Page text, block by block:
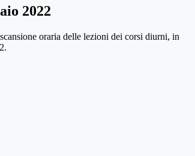
2022
oraria delle lezioni dei corsi diurni, in